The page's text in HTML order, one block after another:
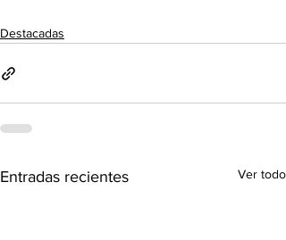
Destacadas
Entradas recientes Ver todo